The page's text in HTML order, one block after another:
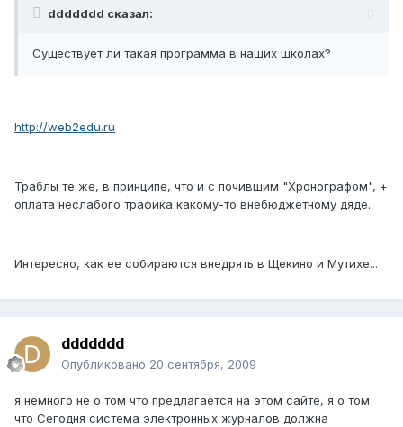
ddddddd сказал:
Существует ли такая программа в наших школах?
http://web2edu.ru
Траблы те же, в принципе, что и с почившим "Хронографом", +
оплата неслабого трафика какому-то внебюджетному дяде.
Интересно, как ее собираются внедрять в Щекино и Мутихе...
ddddddd
Опубликовано 20 сентября, 2009
я немного не о том что предлагается на этом сайте, я о том
что Сегодня система электронных журналов должна